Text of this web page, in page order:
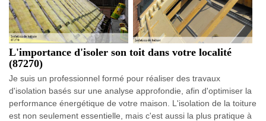
L'importance d'isoler son toit dans votre localité
(87270)
Je suis un professionnel formé pour réaliser des travaux
d'isolation basés sur une analyse approfondie, afin d'optimiser la
performance énergétique de votre maison. L'isolation de la toiture
est non seulement essentielle, mais c'est aussi la plus pratique à